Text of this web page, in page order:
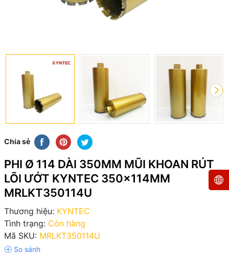
Chia sẻ
PHI Ø 114 DÀI 350MM MŨI KHOAN RÚT
LÕI ƯỚT KYNTEC 350x114MM
MRLKT350114U
Thương hiệu: KYNTEC
Tình trạng: Còn hàng
Mã SKU: MRLKT350114U